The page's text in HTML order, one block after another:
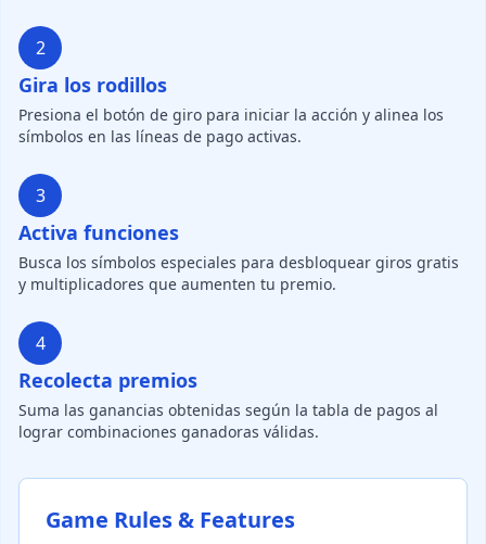
2
Gira los rodillos
Presiona el botón de giro para iniciar la acción y alinea los
símbolos en las líneas de pago activas.
3
Activa funciones
Busca los símbolos especiales para desbloquear giros gratis
y multiplicadores que aumenten tu premio.
4
Recolecta premios
Suma las ganancias obtenidas según la tabla de pagos al
lograr combinaciones ganadoras válidas.
Game Rules & Features